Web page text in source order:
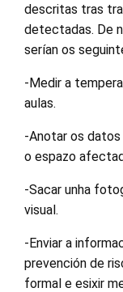
descritas tras
detectadas. De
serían os
-Medir a
aulas.
-Anotar os
o espazo
-Sacar unha
visual.
-Enviar a
prevención de
formal e esixir